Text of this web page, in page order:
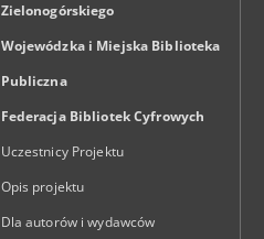
Zielonogórskiego
Wojewódzka i Miejska Biblioteka
Publiczna
Federacja Bibliotek Cyfrowych
Uczestnicy Projektu
Opis projektu
Dla autorów i wydawców